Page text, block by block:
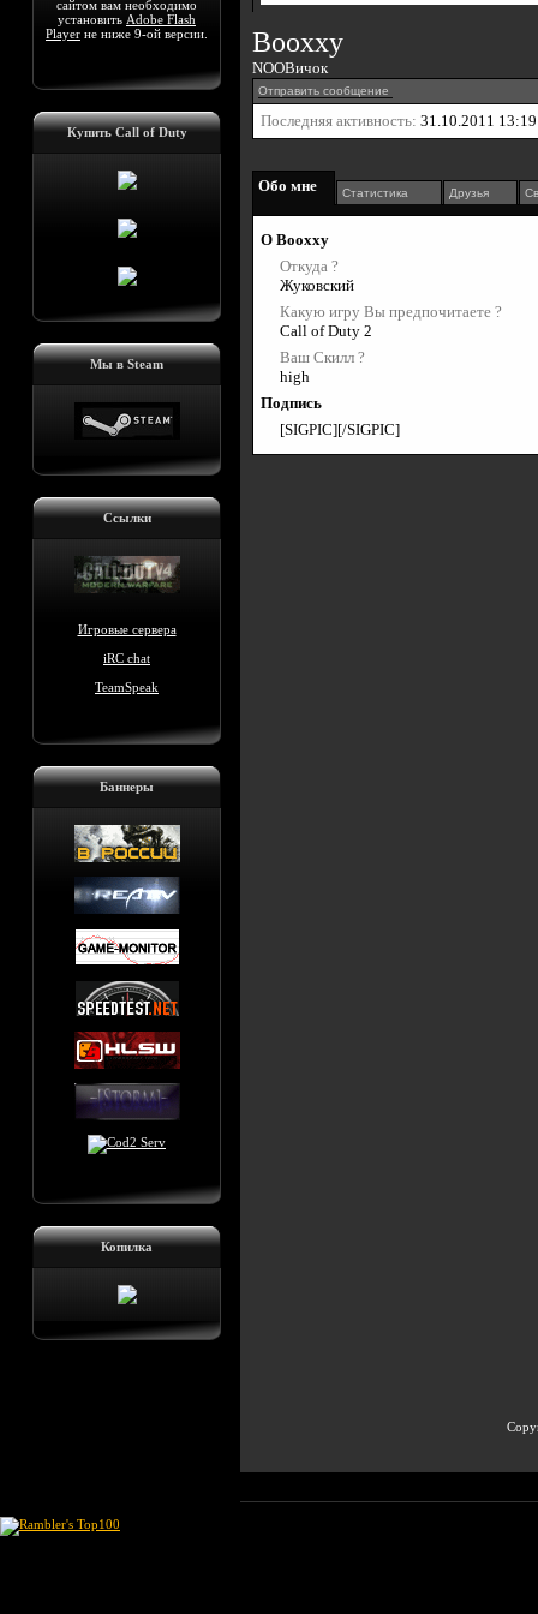
сайтом вам необходимо
установить Adobe Flash
Player не ниже 9-ой версии.
Купить Call of Duty
Мы в Steam
Ссылки
Игровые сервера
iRC chat
TeamSpeak
Баннеры
Копилка
Booxxy
NOOBичок
Отправить сообщение
Последняя активность: 31.10.2011 13:19
Обо мне Статистика Друзья
О Booxxy
Откуда ?
Жуковский
Какую игру Вы предпочитаете ?
Call of Duty 2
Ваш Скилл ?
high
Подпись
[SIGPIC][/SIGPIC]